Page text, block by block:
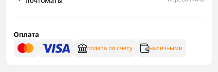
Оплата
оплата по счету наличными